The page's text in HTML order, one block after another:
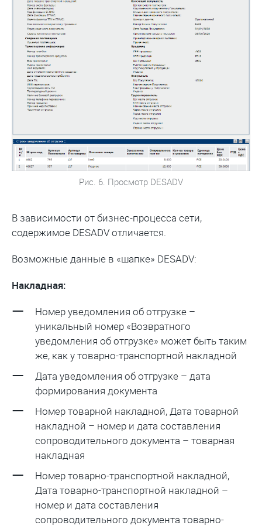
Рис. 6. Просмотр DESADV
В зависимости от бизнес-процесса сети,
содержимое DESADV отличается.
Возможные данные в «шапке» DESADV:
Накладная:
Номер уведомления об отгрузке –
уникальный номер «Возвратного
уведомления об отгрузке» может быть таким
же, как у товарно-транспортной накладной
Дата уведомления об отгрузке – дата
формирования документа
Номер товарной накладной, Дата товарной
накладной – номер и дата составления
сопроводительного документа – товарная
накладная
Номер товарно-транспортной накладной,
Дата товарно-транспортной накладной –
номер и дата составления
сопроводительного документа товарно-